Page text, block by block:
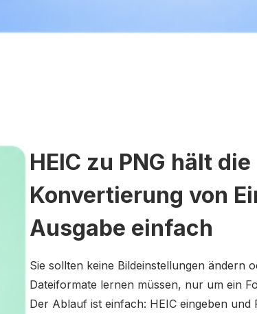
HEIC zu PNG hält die
Konvertierung von
Ausgabe einfach
Sie sollten keine Bildeinstellungen ändern
Dateiformate lernen müssen, nur um ein
Der Ablauf ist einfach: HEIC eingeben und